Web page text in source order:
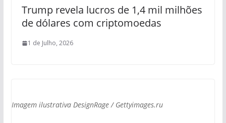
Trump revela lucros de 1,4 mil milhões
de dólares com criptomoedas
1 de Julho, 2026
Imagem ilustrativa DesignRage / Gettyimages.ru